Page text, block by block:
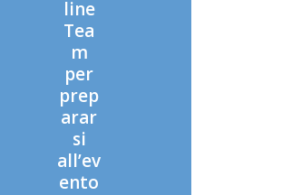
line
Tea
m
per
prep
arar
si
all’ev
ento